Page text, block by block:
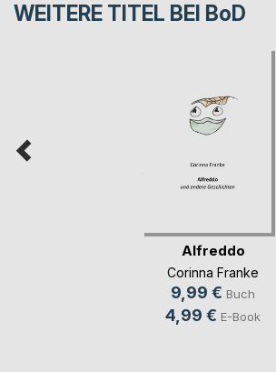
WEITERE TITEL BEI BoD
Alfreddo
Corinna Franke
9,99 € Buch
4,99 € E-Book